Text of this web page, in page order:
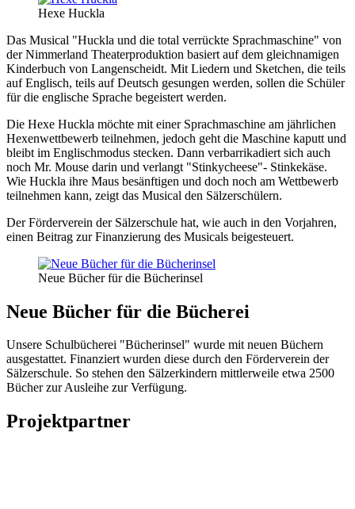
Hexe Huckla
Das Musical "Huckla und die total verrückte Sprachmaschine" von
der Nimmerland Theaterproduktion basiert auf dem gleichnamigen
Kinderbuch von Langenscheidt. Mit Liedern und Sketchen, die teils
auf Englisch, teils auf Deutsch gesungen werden, sollen die Schüler
für die englische Sprache begeistert werden.
Die Hexe Huckla möchte mit einer Sprachmaschine am jährlichen
Hexenwettbewerb teilnehmen, jedoch geht die Maschine kaputt und
bleibt im Englischmodus stecken. Dann verbarrikadiert sich auch
noch Mr. Mouse darin und verlangt "Stinkycheese"- Stinkekäse.
Wie Huckla ihre Maus besänftigen und doch noch am Wettbewerb
teilnehmen kann, zeigt das Musical den Sälzerschülern.
Der Förderverein der Sälzerschule hat, wie auch in den Vorjahren,
einen Beitrag zur Finanzierung des Musicals beigesteuert.
Neue Bücher für die Bücherinsel
Neue Bücher für die Bücherei
Unsere Schulbücherei "Bücherinsel" wurde mit neuen Büchern
ausgestattet. Finanziert wurden diese durch den Förderverein der
Sälzerschule. So stehen den Sälzerkindern mittlerweile etwa 2500
Bücher zur Ausleihe zur Verfügung.
Projektpartner